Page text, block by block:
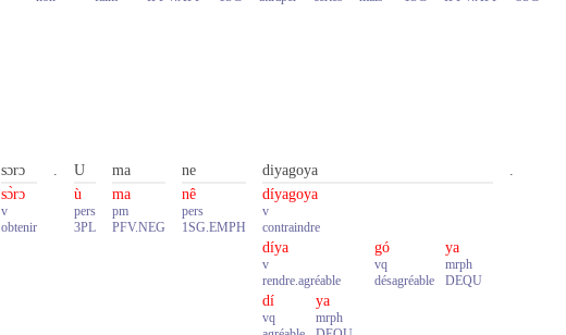
sɔrɔ
sɔ̀rɔ
v
obtenir
.
U
ù
pers
3PL
ma
ma
pm
PFV.NEG
ne
nê
pers
1SG.EMPH
diyagoya
díyagoya
v
contraindre
díya
v
rendre.agréable
dí
vq
ya
mrph
gó
vq
désagréable
ya
mrph
DEQU
.